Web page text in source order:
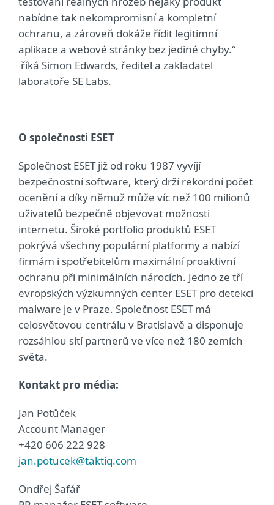
nabídne tak nekompromisní a kompletní
ochranu, a zároveň dokáže řídit legitimní
aplikace a webové stránky bez jediné chyby.“
říká Simon Edwards, ředitel a zakladatel
laboratoře SE Labs.
O společnosti ESET
Společnost ESET již od roku 1987 vyvíjí
bezpečnostní software, který drží rekordní počet
ocenění a díky němuž může víc než 100 milionů
uživatelů bezpečně objevovat možnosti
internetu. Široké portfolio produktů ESET
pokrývá všechny populární platformy a nabízí
firmám i spotřebitelům maximální proaktivní
ochranu při minimálních nárocích. Jedno ze tří
evropských výzkumných center ESET pro detekci
malware je v Praze. Společnost ESET má
celosvětovou centrálu v Bratislavě a disponuje
rozsáhlou sítí partnerů ve více než 180 zemích
světa.
Kontakt pro média:
Jan Potůček
Account Manager
+420 606 222 928
jan.potucek@taktiq.com
Ondřej Šafář